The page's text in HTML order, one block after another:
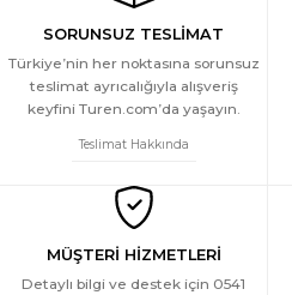
699 TL
YENİ
Türen Kadin Lazer Kesim Pamuklu Atlet
SORUNSUZ TESLİMAT
Türkiye’nin her noktasına sorunsuz
teslimat ayrıcalığıyla alışveriş
keyfini Turen.com’da yaşayın.
Teslimat Hakkında
MÜŞTERİ HİZMETLERİ
Detaylı bilgi ve destek için 0541